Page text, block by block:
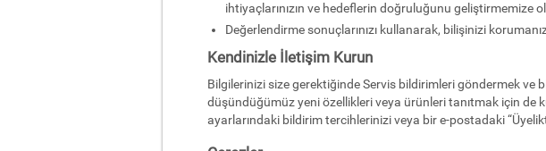
ihtiyaçlarınızın ve hedeflerin doğruluğunu geliştirmemize
Değerlendirme sonuçlarınızı kullanarak, bilişinizi
Kendinizle İletişim Kurun
Bilgilerinizi size gerektiğinde Servis bildirimleri göndermek ve
düşündüğümüz yeni özellikleri veya ürünleri tanıtmak için
ayarlarındaki bildirim tercihlerinizi veya bir e-postadaki